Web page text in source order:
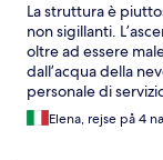
La struttura è
non sigillanti.
oltre ad essere
dall’acqua della
personale di
non ha il bidè. Il
centro benessere
Elena, rejse på 4